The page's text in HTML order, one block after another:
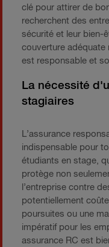
clé pour attirer de
recherchent des
sécurité et leur bien-
couverture adéquate
est responsable et
La nécessité
stagiaires
L’assurance
indispensable pour
étudiants en stage,
protège non
l’entreprise contre
potentiellement
poursuites ou une
impératif pour les
assurance RC est